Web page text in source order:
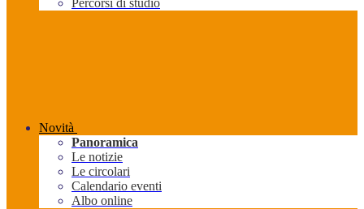
Percorsi di studio
Novità
Panoramica
Le notizie
Le circolari
Calendario eventi
Albo online